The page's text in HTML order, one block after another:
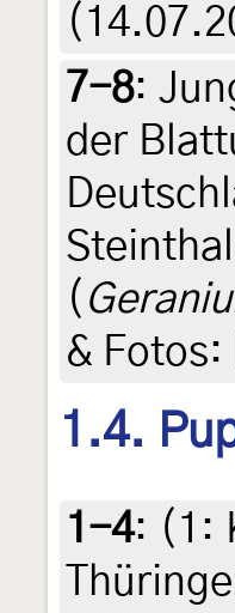
7-8:
der
(
&
1.4.
1-4: (1: